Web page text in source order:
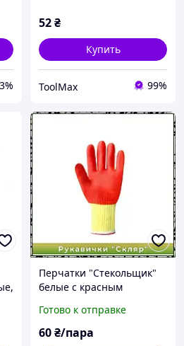
52₴
Купить
ToolMax 99%
Перчатки "Стекольщик"
белые с красным
"SEVEN"
Готово к отправке
60₴/пара